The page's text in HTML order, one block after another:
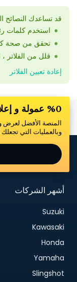
قد تساعدك النصائح
استخدم كلمات
تحقق من صحة
قلل من الفلاتر
إعادة تعيين الفلاتر
%0 عمولة و إعلان بالمجان
المنصة الأفضل لعرض
وبالعمليات التي
أشهر الشركات
Suzuki
Kawasaki
Honda
Yamaha
Slingshot